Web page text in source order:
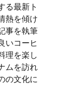
る最新ト
熱を傾け
事を執筆
いコーヒ
理を楽し
ムを訪れ
の文化に